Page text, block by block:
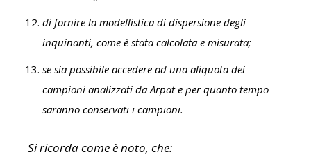
di fornire la modellistica di dispersione degli
inquinanti, come è stata calcolata e misurata;
se sia possibile accedere ad una aliquota dei
campioni analizzati da Arpat e per quanto tempo
saranno conservati i campioni.
Si ricorda come è noto, che: